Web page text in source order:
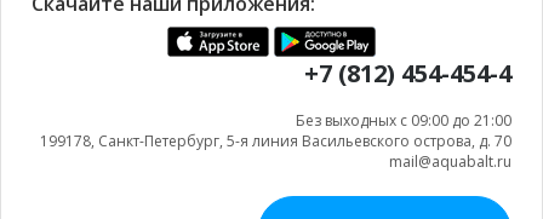
+7 (812) 454-454-4
Без выходных с 09:00 до 21:00
199178, Санкт-Петербург, 5-я линия Васильевского острова, д. 70
mail@aquabalt.ru